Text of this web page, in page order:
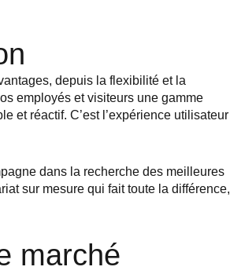
depuis la flexibilité et la
employés et visiteurs une gamme
et réactif. C’est l’expérience utilisateur
dans la recherche des meilleures
sur mesure qui fait toute la différence,
marché